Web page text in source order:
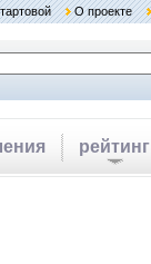
О проекте
рейтинг